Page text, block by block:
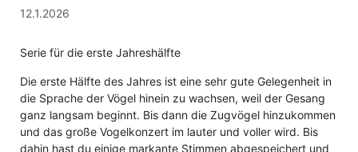
12.1.2026
Serie für die erste Jahreshälfte
Die erste Hälfte des Jahres ist eine sehr gute Gelegenheit in
die Sprache der Vögel hinein zu wachsen, weil der Gesang
ganz langsam beginnt. Bis dann die Zugvögel hinzukommen
und das große Vogelkonzert im lauter und voller wird. Bis
dahin hast du einige markante Stimmen abgespeichert und